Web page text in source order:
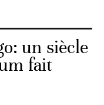
un siècle
fait